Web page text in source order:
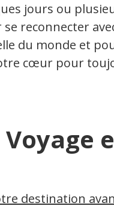
jours ou
reconnecter
du monde et
cœur pour
destination